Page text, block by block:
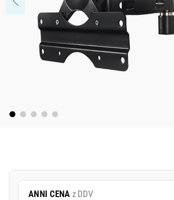
ANNI CENA z DDV